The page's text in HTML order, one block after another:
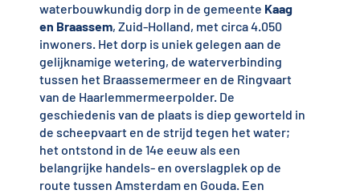
waterbouwkundig dorp in de gemeente Kaag
en Braassem, Zuid-Holland, met circa 4.050
inwoners. Het dorp is uniek gelegen aan de
gelijknamige wetering, de waterverbinding
tussen het Braassemermeer en de Ringvaart
van de Haarlemmermeerpolder. De
geschiedenis van de plaats is diep geworteld in
de scheepvaart en de strijd tegen het water;
het ontstond in de 14e eeuw als een
belangrijke handels- en overslagplek op de
route tussen Amsterdam en Gouda. Een